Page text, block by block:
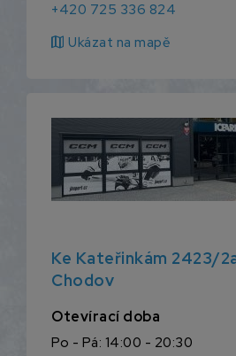
+420 725 336 824
map Ukázat na mapě
Ke Kateřinkám 2423/
Chodov
Otevírací doba
Po - Pá: 14:00 - 20:30